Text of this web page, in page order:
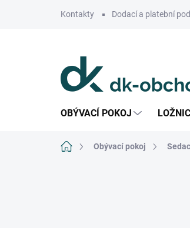
Kontakty Dodací a platební
OBÝVACÍ POKOJ
Domů Obývací pokoj